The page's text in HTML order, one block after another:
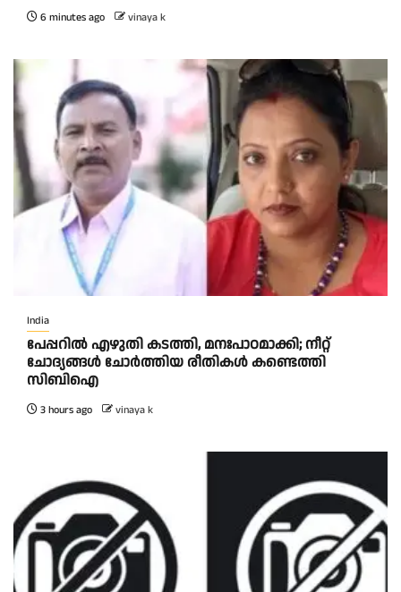
6 minutes ago vinaya k
India
പേപ്പറിൽ എഴുതി കടത്തി, മനഃപാഠമാക്കി; നീറ്റ്
ചോദ്യങ്ങൾ ചോർത്തിയ രീതികൾ കണ്ടെത്തി
സിബിഐ
3 hours ago vinaya k